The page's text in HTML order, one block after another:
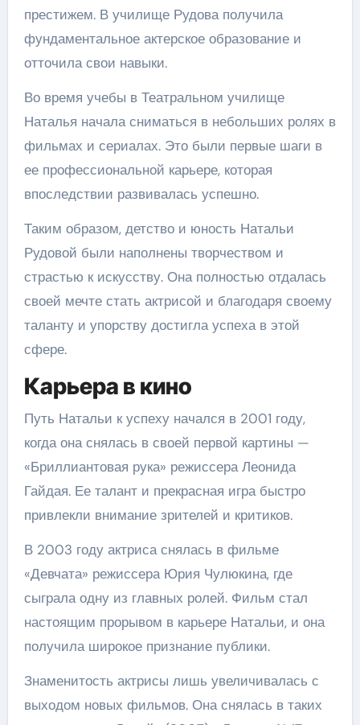
престижем. В училище Рудова получила
фундаментальное актерское образование и
отточила свои навыки.
Во время учебы в Театральном училище
Наталья начала сниматься в небольших ролях в
фильмах и сериалах. Это были первые шаги в
ее профессиональной карьере, которая
впоследствии развивалась успешно.
Таким образом, детство и юность Натальи
Рудовой были наполнены творчеством и
страстью к искусству. Она полностью отдалась
своей мечте стать актрисой и благодаря своему
таланту и упорству достигла успеха в этой
сфере.
Карьера в кино
Путь Натальи к успеху начался в 2001 году,
когда она снялась в своей первой картины —
«Бриллиантовая рука» режиссера Леонида
Гайдая. Ее талант и прекрасная игра быстро
привлекли внимание зрителей и критиков.
В 2003 году актриса снялась в фильме
«Девчата» режиссера Юрия Чулюкина, где
сыграла одну из главных ролей. Фильм стал
настоящим прорывом в карьере Натальи, и она
получила широкое признание публики.
Знаменитость актрисы лишь увеличивалась с
выходом новых фильмов. Она снялась в таких